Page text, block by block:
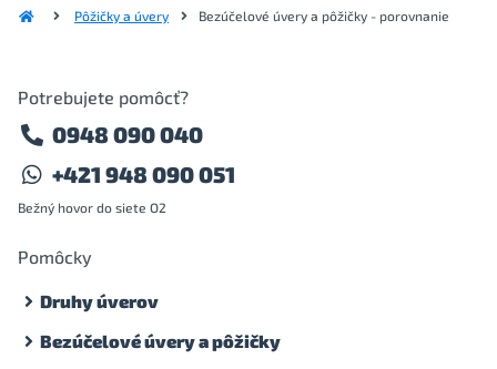
Pôžičky a úvery Bezúčelové úvery a pôžičky - porovnanie
Potrebujete pomôcť?
0948 090 040
+421 948 090 051
Bežný hovor do siete O2
Pomôcky
Druhy úverov
Bezúčelové úvery a pôžičky